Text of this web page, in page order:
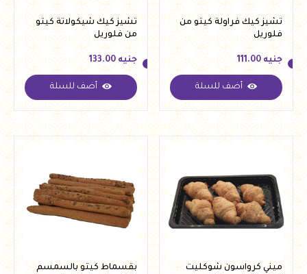
تشيز كيك فراولة كيتو من
فلوريل
جنيه
جنيه 111.00
أضف للسلة
تشيز كيك شيكولاتة كيتو
من فلوريل
جنيه
جنيه 133.00
أضف للسلة
ميني كرواسون شوكليت
بقسماط كيتو بالسمسم